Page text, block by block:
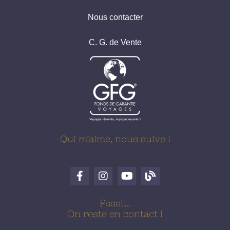
Nous contacter
C. G. de Vente
Qui m’aime, nous suive !
Pssst…
On reste en contact !